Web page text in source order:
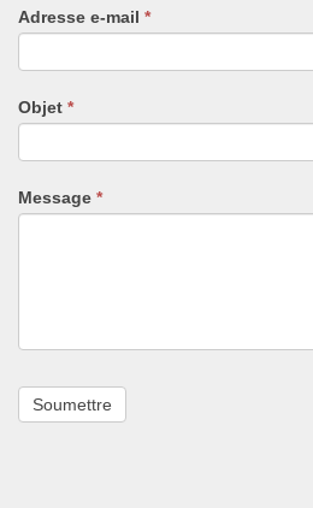
Adresse e-mail *
Objet *
Message *
humain,
remplissez
ce